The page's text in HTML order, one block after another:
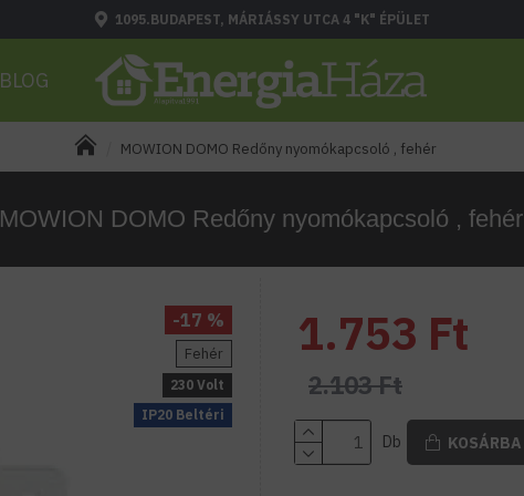
1095.BUDAPEST, MÁRIÁSSY UTCA 4 "K" ÉPÜLET
BLOG
MOWION DOMO Redőny nyomókapcsoló , fehér
MOWION DOMO Redőny nyomókapcsoló , fehér
IP20 Beltéri
Fehér
230 Volt
-17 % 1.753 Ft
2.103 Ft
Db KOSÁRBA